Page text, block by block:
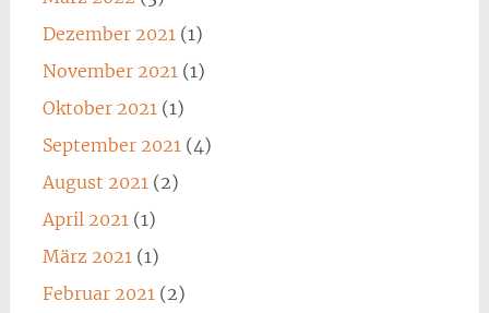
Dezember 2021(1)
November 2021(1)
Oktober 2021(1)
September 2021(4)
August 2021(2)
April 2021(1)
März 2021(1)
Februar 2021(2)